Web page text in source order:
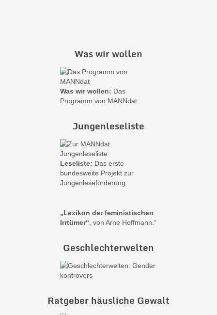
Was wir wollen
Was wir wollen: Das
Programm von MANNdat
Jungenleseliste
Leseliste: Das erste
bundesweite Projekt zur
Jungenleseförderung
„Lexikon der feministischen
Irrtümer“ , von Arne Hoffmann.“
Geschlechterwelten
Ratgeber häusliche Gewalt